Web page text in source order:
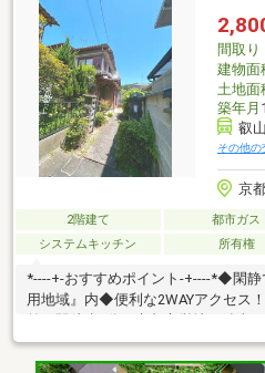
間取り
建物面
土地面
築年月
叡
その他の
京
2階建て 都市ガス
システムキッチン
所有権
*----+-おすすめポイント-+----*◆閑
用地域』内◆便利な2WAYアクセス
◆部屋数豊富な5DK＋ガレージでゆ
タイルに合わせたリノベーション